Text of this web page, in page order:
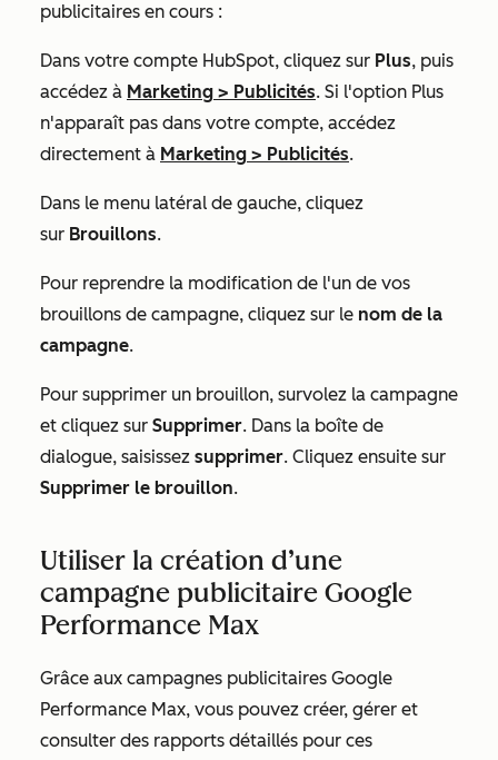
publicitaires en cours :
Dans votre compte HubSpot, cliquez sur Plus, puis
accédez à Marketing > Publicités. Si l'option Plus
n'apparaît pas dans votre compte, accédez
directement à Marketing > Publicités.
Dans le menu latéral de gauche, cliquez
sur Brouillons.
Pour reprendre la modification de l'un de vos
brouillons de campagne, cliquez sur le nom de la
campagne.
Pour supprimer un brouillon, survolez la campagne
et cliquez sur Supprimer. Dans la boîte de
dialogue, saisissez supprimer. Cliquez ensuite sur
Supprimer le brouillon.
Utiliser la création d’une
campagne publicitaire Google
Performance Max
Grâce aux campagnes publicitaires Google
Performance Max, vous pouvez créer, gérer et
consulter des rapports détaillés pour ces